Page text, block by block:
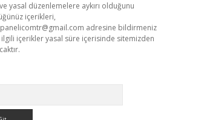
yasal düzenlemelere aykırı olduğunu
içerikleri,
adresine bildirmeniz
içerikler yasal süre içerisinde sitemizden